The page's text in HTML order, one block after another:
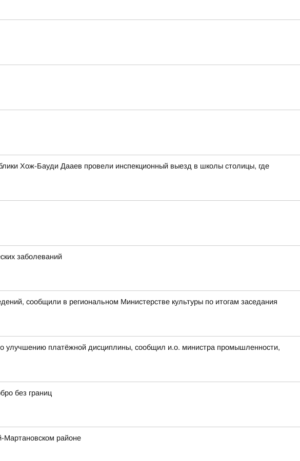
Хож-Бауди Дааев провели инспекционный выезд в школы столицы, где
заболеваний
сообщили в региональном Министерстве культуры по итогам заседания
улучшению платёжной дисциплины, сообщил и.о. министра промышленности,
без границ
Мартановском районе